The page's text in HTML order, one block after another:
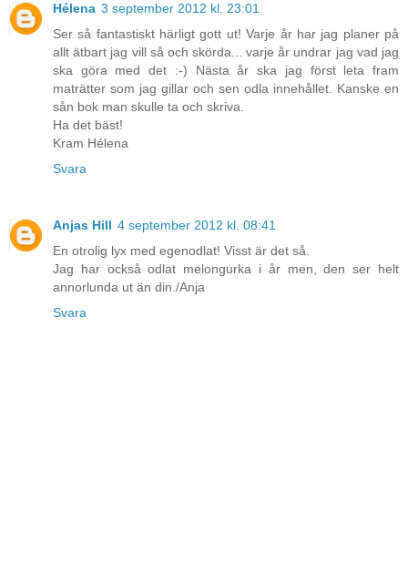
Hélena 3 september 2012 kl. 23:01
Ser så fantastiskt härligt gott ut! Varje år har jag planer på
allt ätbart jag vill så och skörda... varje år undrar jag vad jag
ska göra med det :-) Nästa år ska jag först leta fram
maträtter som jag gillar och sen odla innehållet. Kanske en
sån bok man skulle ta och skriva.
Ha det bäst!
Kram Hélena
Svara
Anjas Hill 4 september 2012 kl. 08:41
En otrolig lyx med egenodlat! Visst är det så.
Jag har också odlat melongurka i år men, den ser helt
annorlunda ut än din./Anja
Svara